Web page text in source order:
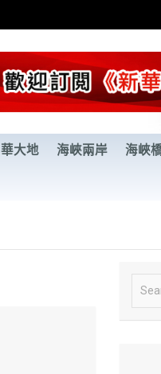
大地 海峽兩岸 海峽
e